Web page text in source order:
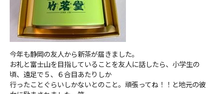
今年も静岡の友人から新茶が届きました。
お礼と富士山を目指していることを友人に話したら、小学生の
頃、遠足で５、６合目あたりしか
行ったことぐらいしかないとのこと。頑張ってね！！と地元の彼